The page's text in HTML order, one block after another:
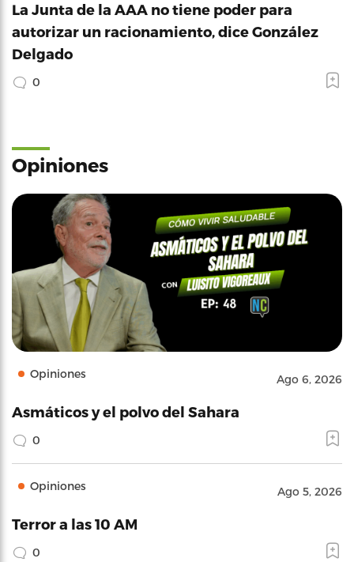
La Junta de la AAA no tiene poder para
autorizar un racionamiento, dice González
Delgado
0
Opiniones
Opiniones Ago 6, 2026
Asmáticos y el polvo del Sahara
0
Opiniones Ago 5, 2026
Terror a las 10 AM
0